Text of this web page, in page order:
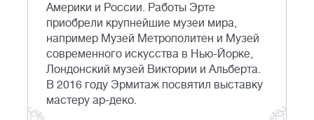
Америки и России. Работы Эрте
приобрели крупнейшие музеи мира,
например Музей Метрополитен и Музей
современного искусства в Нью-Йорке,
Лондонский музей Виктории и Альберта.
В 2016 году Эрмитаж посвятил выставку
мастеру ар-деко.